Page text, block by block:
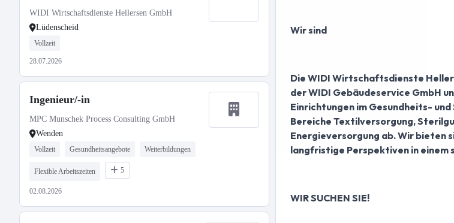
WIDI Wirtschaftsdienste Hellersen GmbH
Lüdenscheid
Vollzeit
28.07.2026
Ingenieur/-in
MPC Munschek Process Consulting GmbH
Wenden
Vollzeit Gesundheitsangebote Weiterbildungen
Flexible Arbeitszeiten 5
02.08.2026